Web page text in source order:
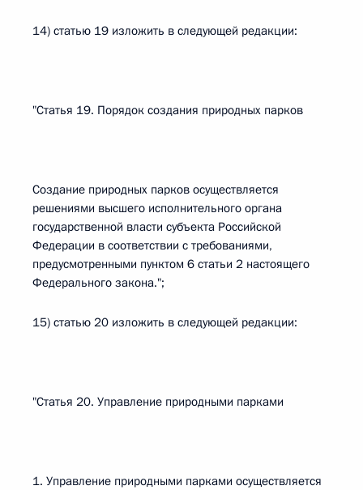
14) статью 19 изложить в следующей редакции:
"Статья 19. Порядок создания природных парков
Создание природных парков осуществляется
решениями высшего исполнительного органа
государственной власти субъекта Российской
Федерации в соответствии с требованиями,
предусмотренными пунктом 6 статьи 2 настоящего
Федерального закона.";
15) статью 20 изложить в следующей редакции:
"Статья 20. Управление природными парками
1. Управление природными парками осуществляется